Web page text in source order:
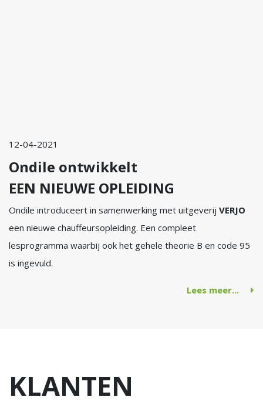
12-04-2021
Ondile ontwikkelt
EEN NIEUWE OPLEIDING
Ondile introduceert in samenwerking met uitgeverij VERJO
een nieuwe chauffeursopleiding. Een compleet
lesprogramma waarbij ook het gehele theorie B en code 95
is ingevuld.
Lees meer...
KLANTEN